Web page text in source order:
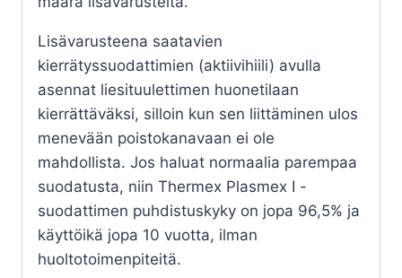
Lisävarusteena saatavien
kierrätyssuodattimien (aktiivihiili) avulla
asennat liesituulettimen huonetilaan
kierrättäväksi, silloin kun sen liittäminen ulos
menevään poistokanavaan ei ole
mahdollista. Jos haluat normaalia parempaa
suodatusta, niin Thermex Plasmex I -
suodattimen puhdistuskyky on jopa 96,5% ja
käyttöikä jopa 10 vuotta, ilman
huoltotoimenpiteitä.